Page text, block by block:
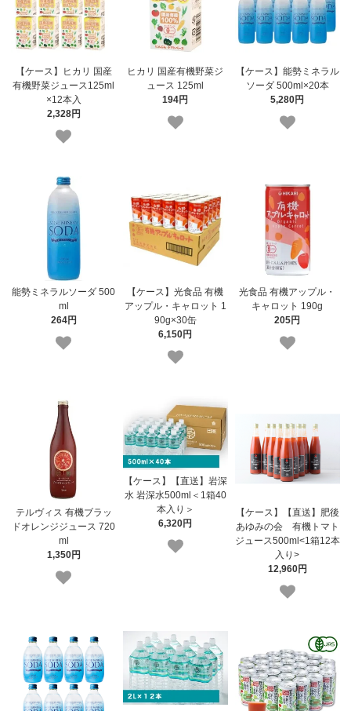
【ケース】ヒカリ 国産
有機野菜ジュース125ml
×12本入
2,328円
ヒカリ 国産有機野菜ジ
ュース 125ml
194円
【ケース】能勢ミネラル
ソーダ 500ml×20本
5,280円
能勢ミネラルソーダ 500
ml
264円
【ケース】光食品 有機
アップル・キャロット 1
90g×30缶
6,150円
光食品 有機アップル・
キャロット 190g
205円
テルヴィス 有機ブラッ
ドオレンジジュース 720
ml
1,350円
【ケース】【直送】岩深
水 岩深水500ml＜1箱40
本入り＞
6,320円
【ケース】【直送】肥後
あゆみの会 有機トマト
ジュース500ml<1箱12本
入り>
12,960円